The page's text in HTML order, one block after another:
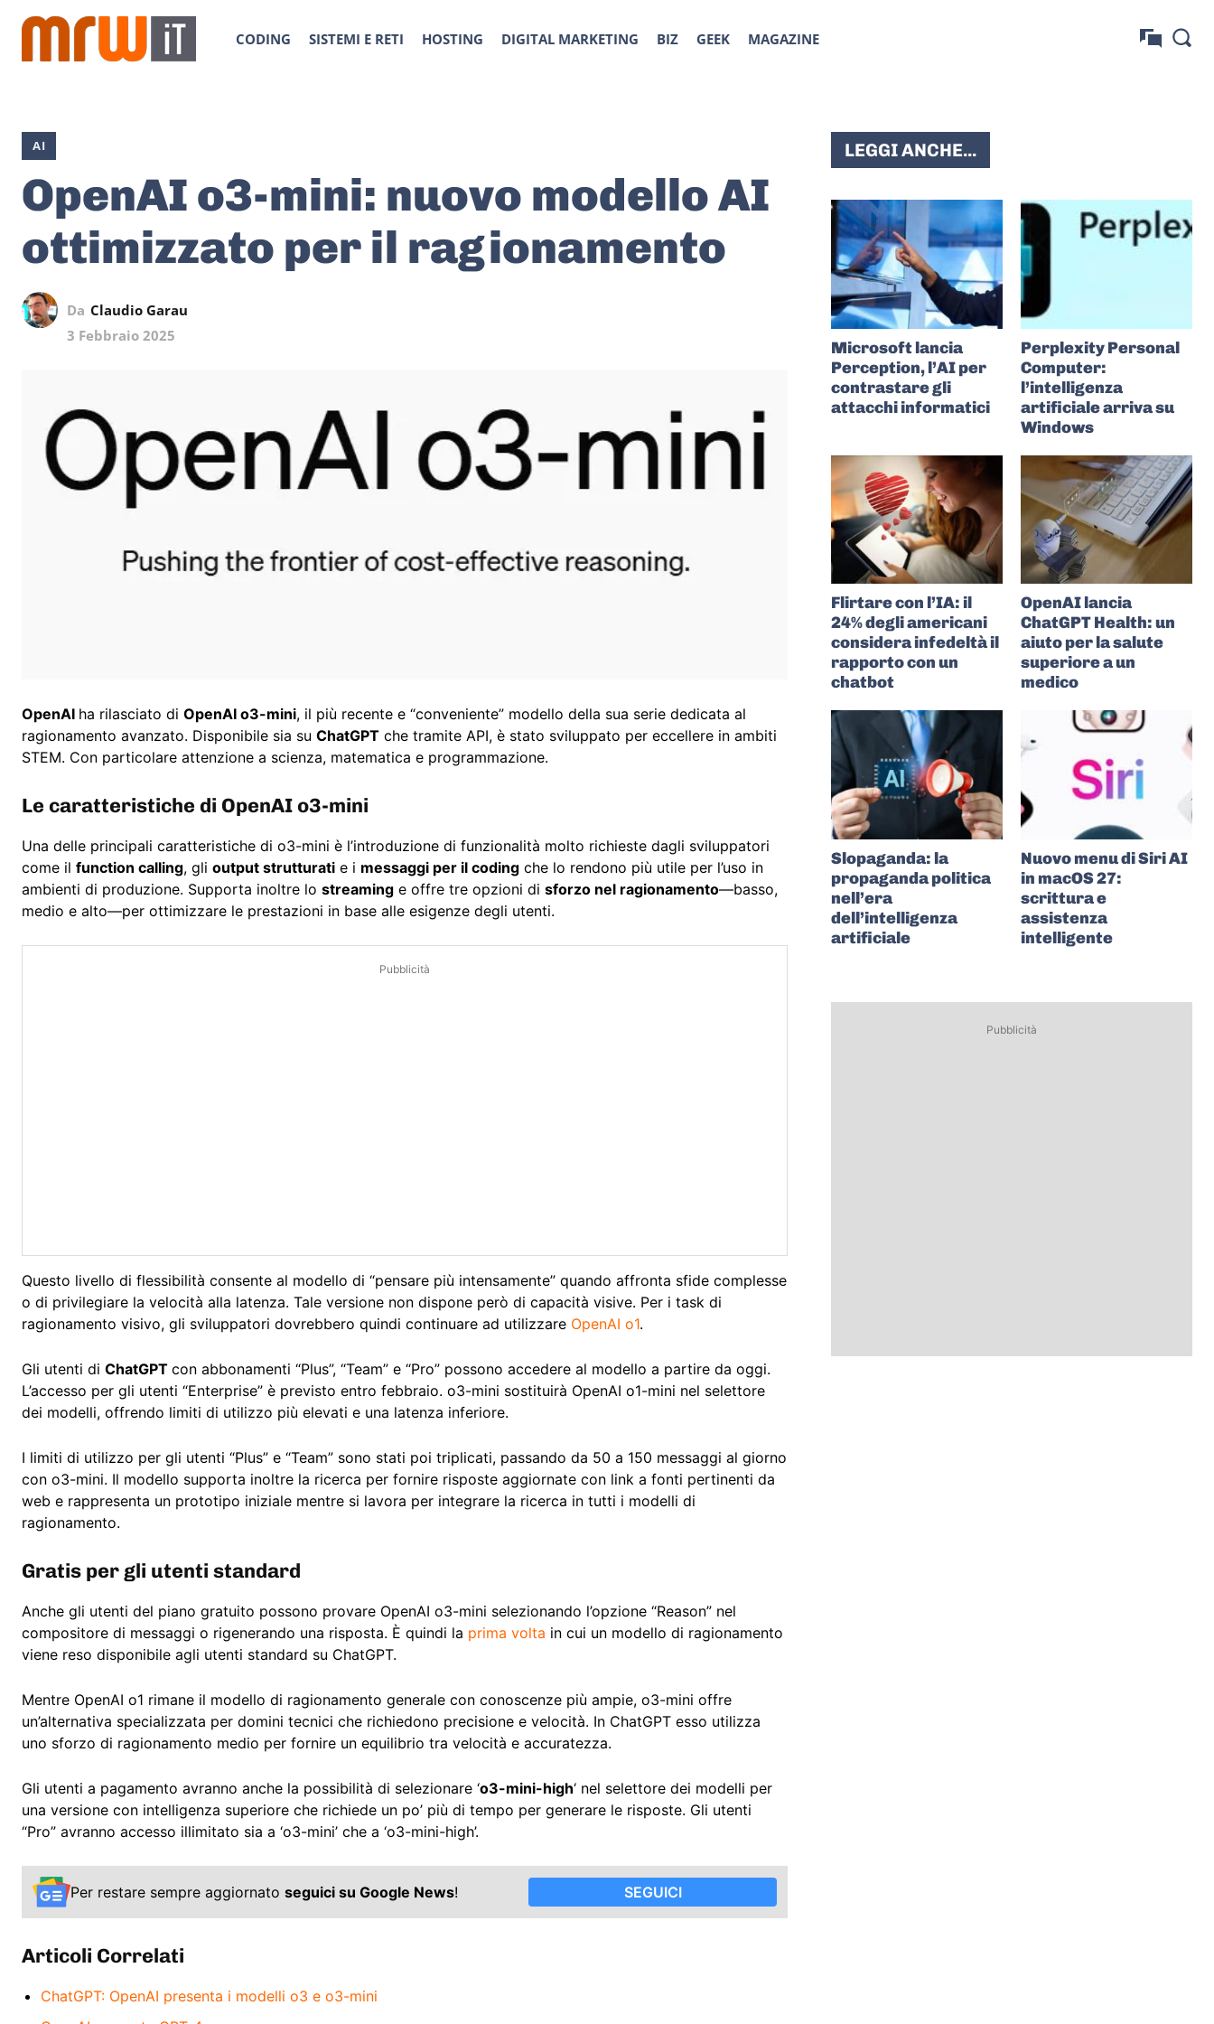
CODING SISTEMI E RETI HOSTING DIGITAL MARKETING BIZ GEEK MAGAZINE
AI
OpenAI o3-mini: nuovo modello AI
ottimizzato per il ragionamento
Da Claudio Garau
3 Febbraio 2025
OpenAI ha rilasciato di OpenAI o3-mini, il più recente e “conveniente” modello della sua serie dedicata al
ragionamento avanzato. Disponibile sia su ChatGPT che tramite API, è stato sviluppato per eccellere in ambiti
STEM. Con particolare attenzione a scienza, matematica e programmazione.
Le caratteristiche di OpenAI o3-mini
Una delle principali caratteristiche di o3-mini è l’introduzione di funzionalità molto richieste dagli sviluppatori
come il function calling, gli output strutturati e i messaggi per il coding che lo rendono più utile per l’uso in
ambienti di produzione. Supporta inoltre lo streaming e offre tre opzioni di sforzo nel ragionamento—basso,
medio e alto—per ottimizzare le prestazioni in base alle esigenze degli utenti.
Pubblicità
Questo livello di flessibilità consente al modello di “pensare più intensamente” quando affronta sfide complesse
o di privilegiare la velocità alla latenza. Tale versione non dispone però di capacità visive. Per i task di
ragionamento visivo, gli sviluppatori dovrebbero quindi continuare ad utilizzare OpenAI o1.
Gli utenti di ChatGPT con abbonamenti “Plus”, “Team” e “Pro” possono accedere al modello a partire da oggi.
L’accesso per gli utenti “Enterprise” è previsto entro febbraio. o3-mini sostituirà OpenAI o1-mini nel selettore
dei modelli, offrendo limiti di utilizzo più elevati e una latenza inferiore.
I limiti di utilizzo per gli utenti “Plus” e “Team” sono stati poi triplicati, passando da 50 a 150 messaggi al giorno
con o3-mini. Il modello supporta inoltre la ricerca per fornire risposte aggiornate con link a fonti pertinenti da
web e rappresenta un prototipo iniziale mentre si lavora per integrare la ricerca in tutti i modelli di
ragionamento.
Gratis per gli utenti standard
Anche gli utenti del piano gratuito possono provare OpenAI o3-mini selezionando l’opzione “Reason” nel
compositore di messaggi o rigenerando una risposta. È quindi la prima volta in cui un modello di ragionamento
viene reso disponibile agli utenti standard su ChatGPT.
Mentre OpenAI o1 rimane il modello di ragionamento generale con conoscenze più ampie, o3-mini offre
un’alternativa specializzata per domini tecnici che richiedono precisione e velocità. In ChatGPT esso utilizza
uno sforzo di ragionamento medio per fornire un equilibrio tra velocità e accuratezza.
Gli utenti a pagamento avranno anche la possibilità di selezionare ‘o3-mini-high‘ nel selettore dei modelli per
una versione con intelligenza superiore che richiede un po’ più di tempo per generare le risposte. Gli utenti
“Pro” avranno accesso illimitato sia a ‘o3-mini’ che a ‘o3-mini-high’.
Per restare sempre aggiornato seguici su Google News! SEGUICI
Articoli Correlati
ChatGPT: OpenAI presenta i modelli o3 e o3-mini
LEGGI ANCHE...
Microsoft lancia
Perception, l’AI per
contrastare gli
attacchi informatici
Perplexity Personal
Computer:
l’intelligenza
artificiale arriva su
Windows
Flirtare con l’IA: il
24% degli americani
considera infedeltà il
rapporto con un
chatbot
OpenAI lancia
ChatGPT Health: un
aiuto per la salute
superiore a un
medico
Slopaganda: la
propaganda politica
nell’era
dell’intelligenza
artificiale
Nuovo menu di Siri AI
in macOS 27:
scrittura e
assistenza
intelligente
Pubblicità